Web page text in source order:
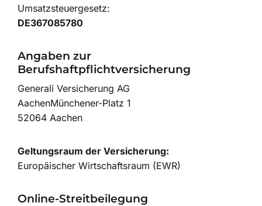
Umsatzsteuergesetz:
DE367085780
Angaben zur
Berufshaftpflichtversicherung
Generali Versicherung AG
AachenMünchener-Platz 1
52064 Aachen
Geltungsraum der Versicherung:
Europäischer Wirtschaftsraum (EWR)
Online-Streitbeilegung